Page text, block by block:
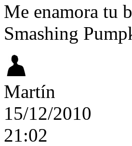
Me enamora tu
Smashing
Martín
15/12/2010
21:02